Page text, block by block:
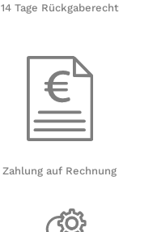
14 Tage Rückgaberecht
Zahlung auf Rechnung